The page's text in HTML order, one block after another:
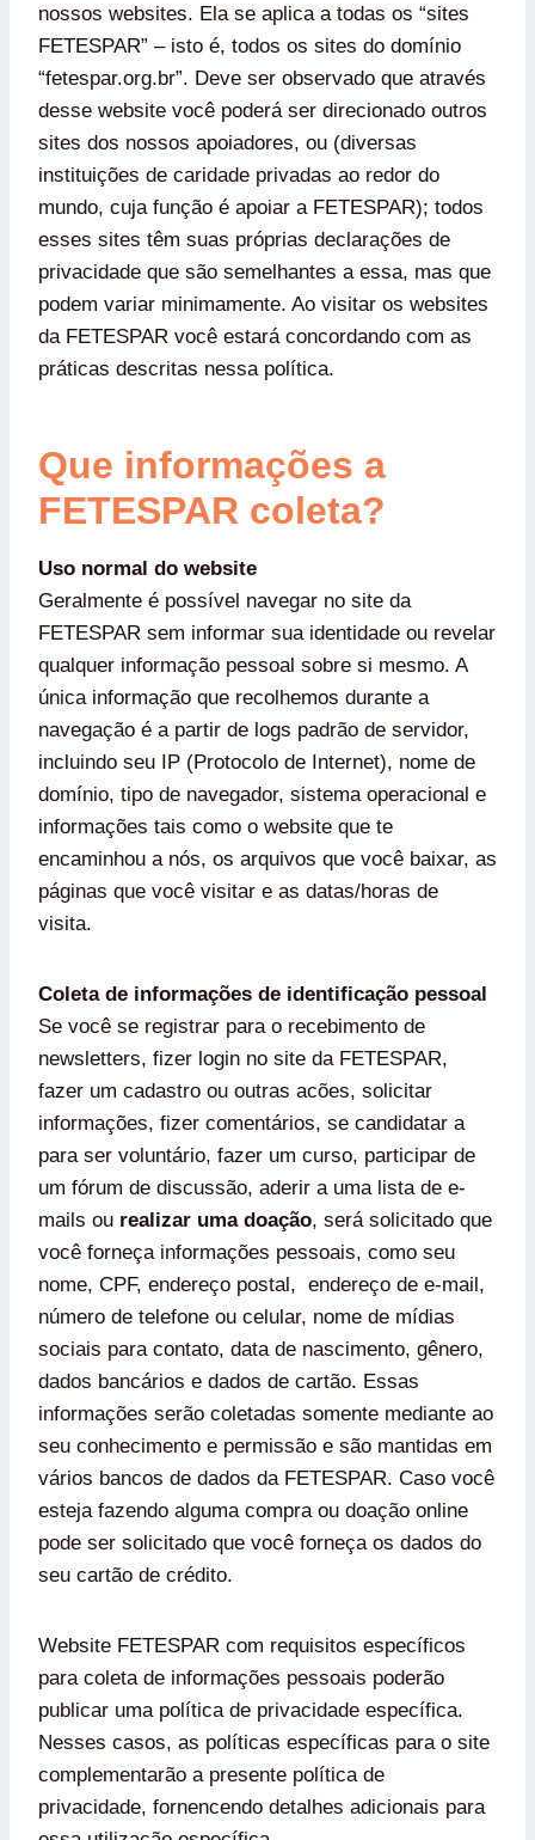
nossos websites. Ela se aplica a todas os “sites
FETESPAR” – isto é, todos os sites do domínio
“fetespar.org.br”. Deve ser observado que através
desse website você poderá ser direcionado outros
sites dos nossos apoiadores, ou (diversas
instituições de caridade privadas ao redor do
mundo, cuja função é apoiar a FETESPAR); todos
esses sites têm suas próprias declarações de
privacidade que são semelhantes a essa, mas que
podem variar minimamente. Ao visitar os websites
da FETESPAR você estará concordando com as
práticas descritas nessa política.
Que informações a
FETESPAR coleta?
Uso normal do website
Geralmente é possível navegar no site da
FETESPAR sem informar sua identidade ou revelar
qualquer informação pessoal sobre si mesmo. A
única informação que recolhemos durante a
navegação é a partir de logs padrão de servidor,
incluindo seu IP (Protocolo de Internet), nome de
domínio, tipo de navegador, sistema operacional e
informações tais como o website que te
encaminhou a nós, os arquivos que você baixar, as
páginas que você visitar e as datas/horas de
visita.
Coleta de informações de identificação pessoal
Se você se registrar para o recebimento de
newsletters, fizer login no site da FETESPAR,
fazer um cadastro ou outras acões, solicitar
informações, fizer comentários, se candidatar a
para ser voluntário, fazer um curso, participar de
um fórum de discussão, aderir a uma lista de e-
mails ou realizar uma doação, será solicitado que
você forneça informações pessoais, como seu
nome, CPF, endereço postal, endereço de e-mail,
número de telefone ou celular, nome de mídias
sociais para contato, data de nascimento, gênero,
dados bancários e dados de cartão. Essas
informações serão coletadas somente mediante ao
seu conhecimento e permissão e são mantidas em
vários bancos de dados da FETESPAR. Caso você
esteja fazendo alguma compra ou doação online
pode ser solicitado que você forneça os dados do
seu cartão de crédito.
Website FETESPAR com requisitos específicos
para coleta de informações pessoais poderão
publicar uma política de privacidade específica.
Nesses casos, as políticas específicas para o site
complementarão a presente política de
privacidade, fornencendo detalhes adicionais para